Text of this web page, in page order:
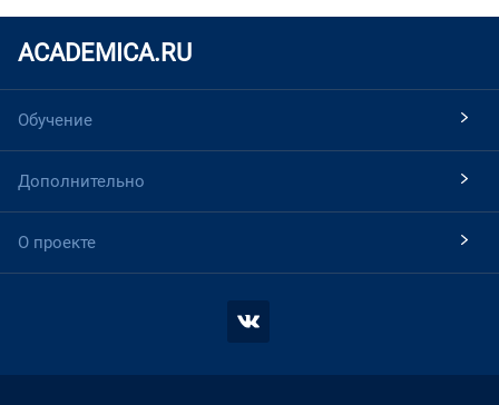
ACADEMICA.RU
Обучение
Дополнительно
О проекте